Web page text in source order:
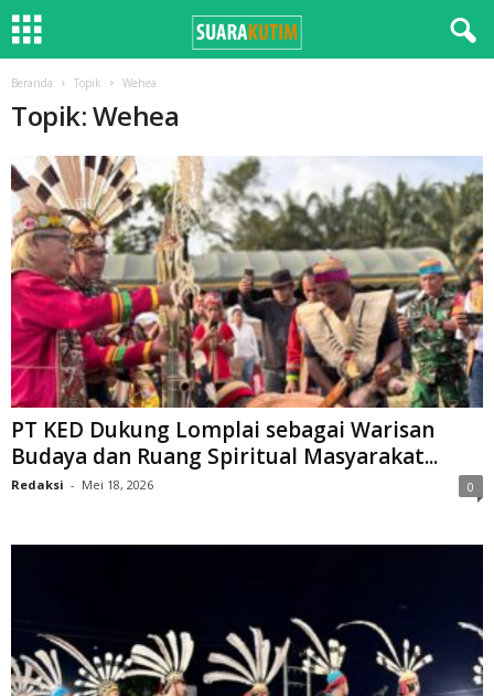
Beranda Topik Wehea
Topik: Wehea
PT KED Dukung Lomplai sebagai Warisan
Budaya dan Ruang Spiritual Masyarakat...
Redaksi - Mei 18, 2026 0